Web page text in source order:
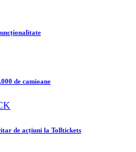
de camioane
de acțiuni la Tolltickets